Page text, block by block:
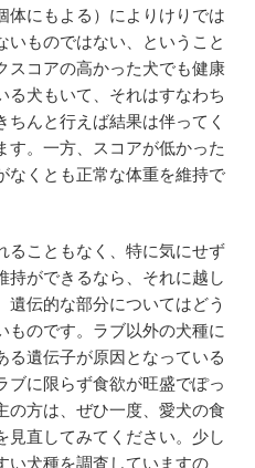
体にもよる）によりけりでは
いものではない、ということ
スコアの高かった犬でも健康
る犬もいて、それはすなわち
んと行えば結果は伴ってく
す。一方、スコアが低かった
なくとも正常な体重を維持で
ることもなく、特に気にせず
持ができるなら、それに越し
遺伝的な部分についてはどう
ものです。ラブ以外の犬種に
る遺伝子が原因となっている
ブに限らず食欲が旺盛でぽっ
の方は、ぜひ一度、愛犬の食
見直してみてください。少し
い犬種を調査していますの